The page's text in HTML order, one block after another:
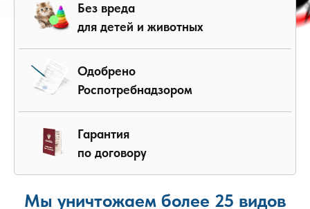
Без вреда
для детей и животных
Одобрено
Роспотребнадзором
Гарантия
по договору
Мы уничтожаем более 25 видов